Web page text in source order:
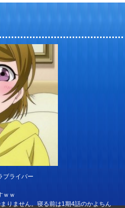
ブライバー
ｗｗ
りません。寝る前は1期4話のかよちん